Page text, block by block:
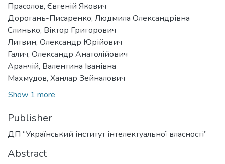
Прасолов, Євгеній Якович
Дорогань-Писаренко, Людмила Олександрівна
Слинько, Віктор Григорович
Литвин, Олександр Юрійович
Галич, Олександр Анатолійович
Аранчій, Валентина Іванівна
Махмудов, Ханлар Зейналович
Show 1 more
Publisher
ДП “Український інститут інтелектуальної власності”
Abstract